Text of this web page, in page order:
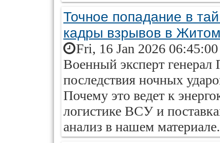
Точное попадание в
кадры взрывов в
Fri, 16 Jan 2026
Военный эксперт
последствия ночных
Почему это ведет к
логистике ВСУ и
анализ в нашем материале.